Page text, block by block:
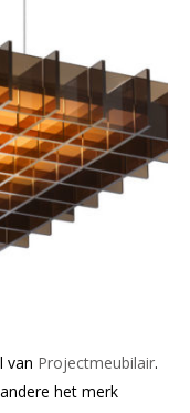
van Projectmeubilair.
het merk